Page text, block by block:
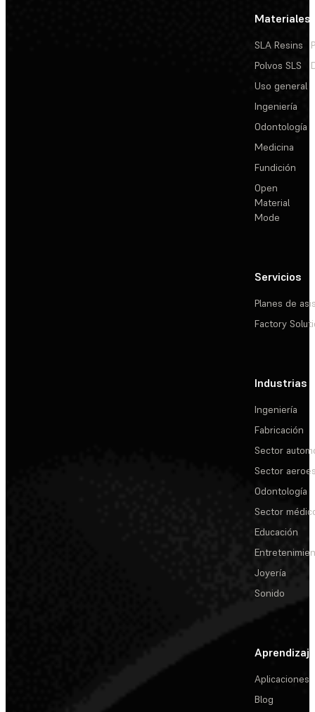
Materiales
SLA Resins
Polvos SLS
Uso general
Ingeniería
Odontología
Medicina
Fundición
Open
Material
Mode
Servicios
Planes de
Factory
Industrias
Ingeniería
Fabricación
Sector
Sector
Odontología
Sector
Educación
Joyería
Sonido
Aprendizaje
Aplicaciones
Blog